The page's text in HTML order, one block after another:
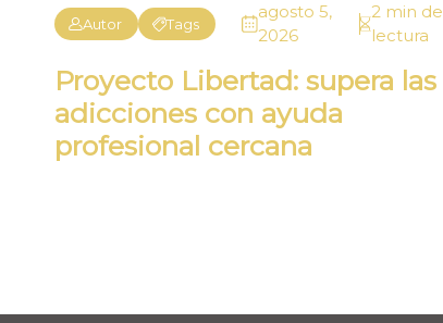
Autor Tags
agosto 5,
2026
2 min de
lectura
Proyecto Libertad: supera las
adicciones con ayuda
profesional cercana